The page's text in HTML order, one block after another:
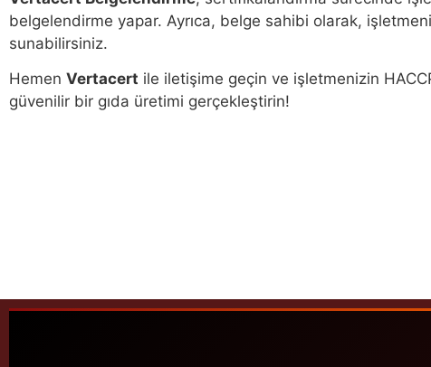
belgelendirme yapar. Ayrıca, belge sahibi olarak,
sunabilirsiniz.
Hemen Vertacert ile iletişime geçin ve işletmenizin
güvenilir bir gıda üretimi gerçekleştirin!